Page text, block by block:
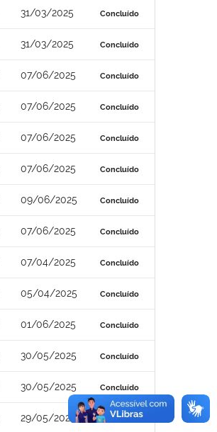
31/03/2025 Concluído
31/03/2025 Concluído
07/06/2025 Concluído
07/06/2025 Concluído
07/06/2025 Concluído
07/06/2025 Concluído
09/06/2025 Concluído
07/06/2025 Concluído
07/04/2025 Concluído
05/04/2025 Concluído
01/06/2025 Concluído
30/05/2025 Concluído
30/05/2025 Concluído
29/05/2025 Concluído